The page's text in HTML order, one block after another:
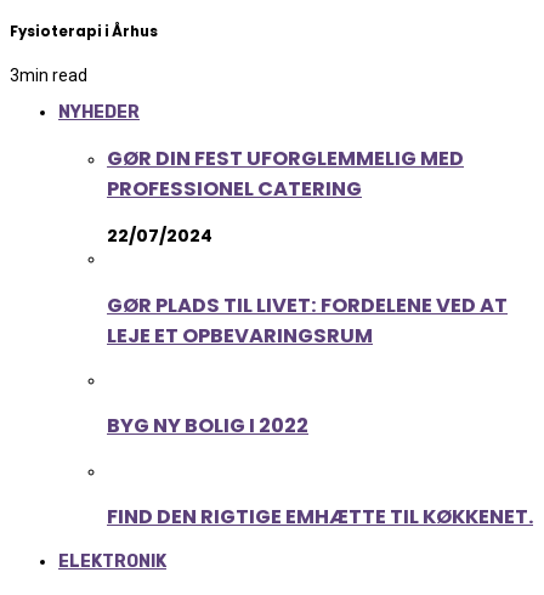
Fysioterapi i Århus
3min read
NYHEDER
GØR DIN FEST UFORGLEMMELIG MED
PROFESSIONEL CATERING
22/07/2024
GØR PLADS TIL LIVET: FORDELENE VED AT
LEJE ET OPBEVARINGSRUM
BYG NY BOLIG I 2022
FIND DEN RIGTIGE EMHÆTTE TIL KØKKENET.
ELEKTRONIK